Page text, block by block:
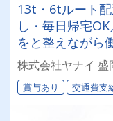
13t・6tルート
し・毎日帰宅
をと整えながら
株式会社ヤナイ 盛
賞与あり 交通費支